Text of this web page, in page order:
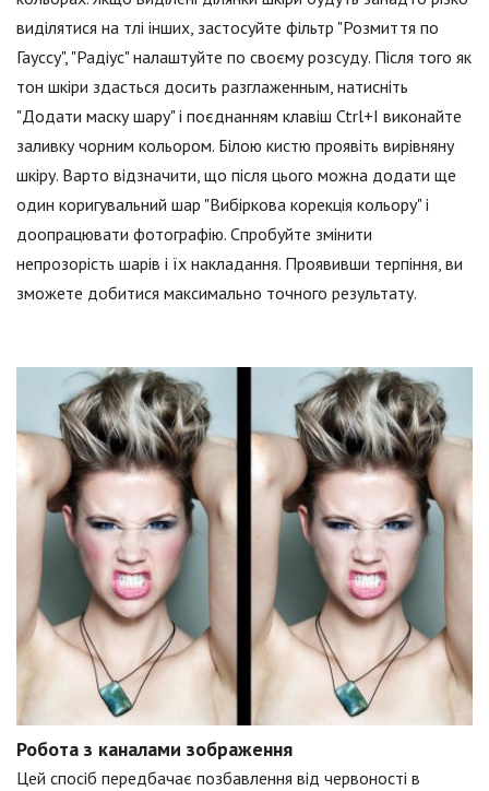
виділятися на тлі інших, застосуйте фільтр "Розмиття по
Гауссу", "Радіус" налаштуйте по своєму розсуду. Після того як
тон шкіри здасться досить разглаженным, натисніть
"Додати маску шару" і поєднанням клавіш Ctrl+I виконайте
заливку чорним кольором. Білою кистю проявіть вирівняну
шкіру. Варто відзначити, що після цього можна додати ще
один коригувальний шар "Вибіркова корекція кольору" і
доопрацювати фотографію. Спробуйте змінити
непрозорість шарів і їх накладання. Проявивши терпіння, ви
зможете добитися максимально точного результату.
Робота з каналами зображення
Цей спосіб передбачає позбавлення від червоності в